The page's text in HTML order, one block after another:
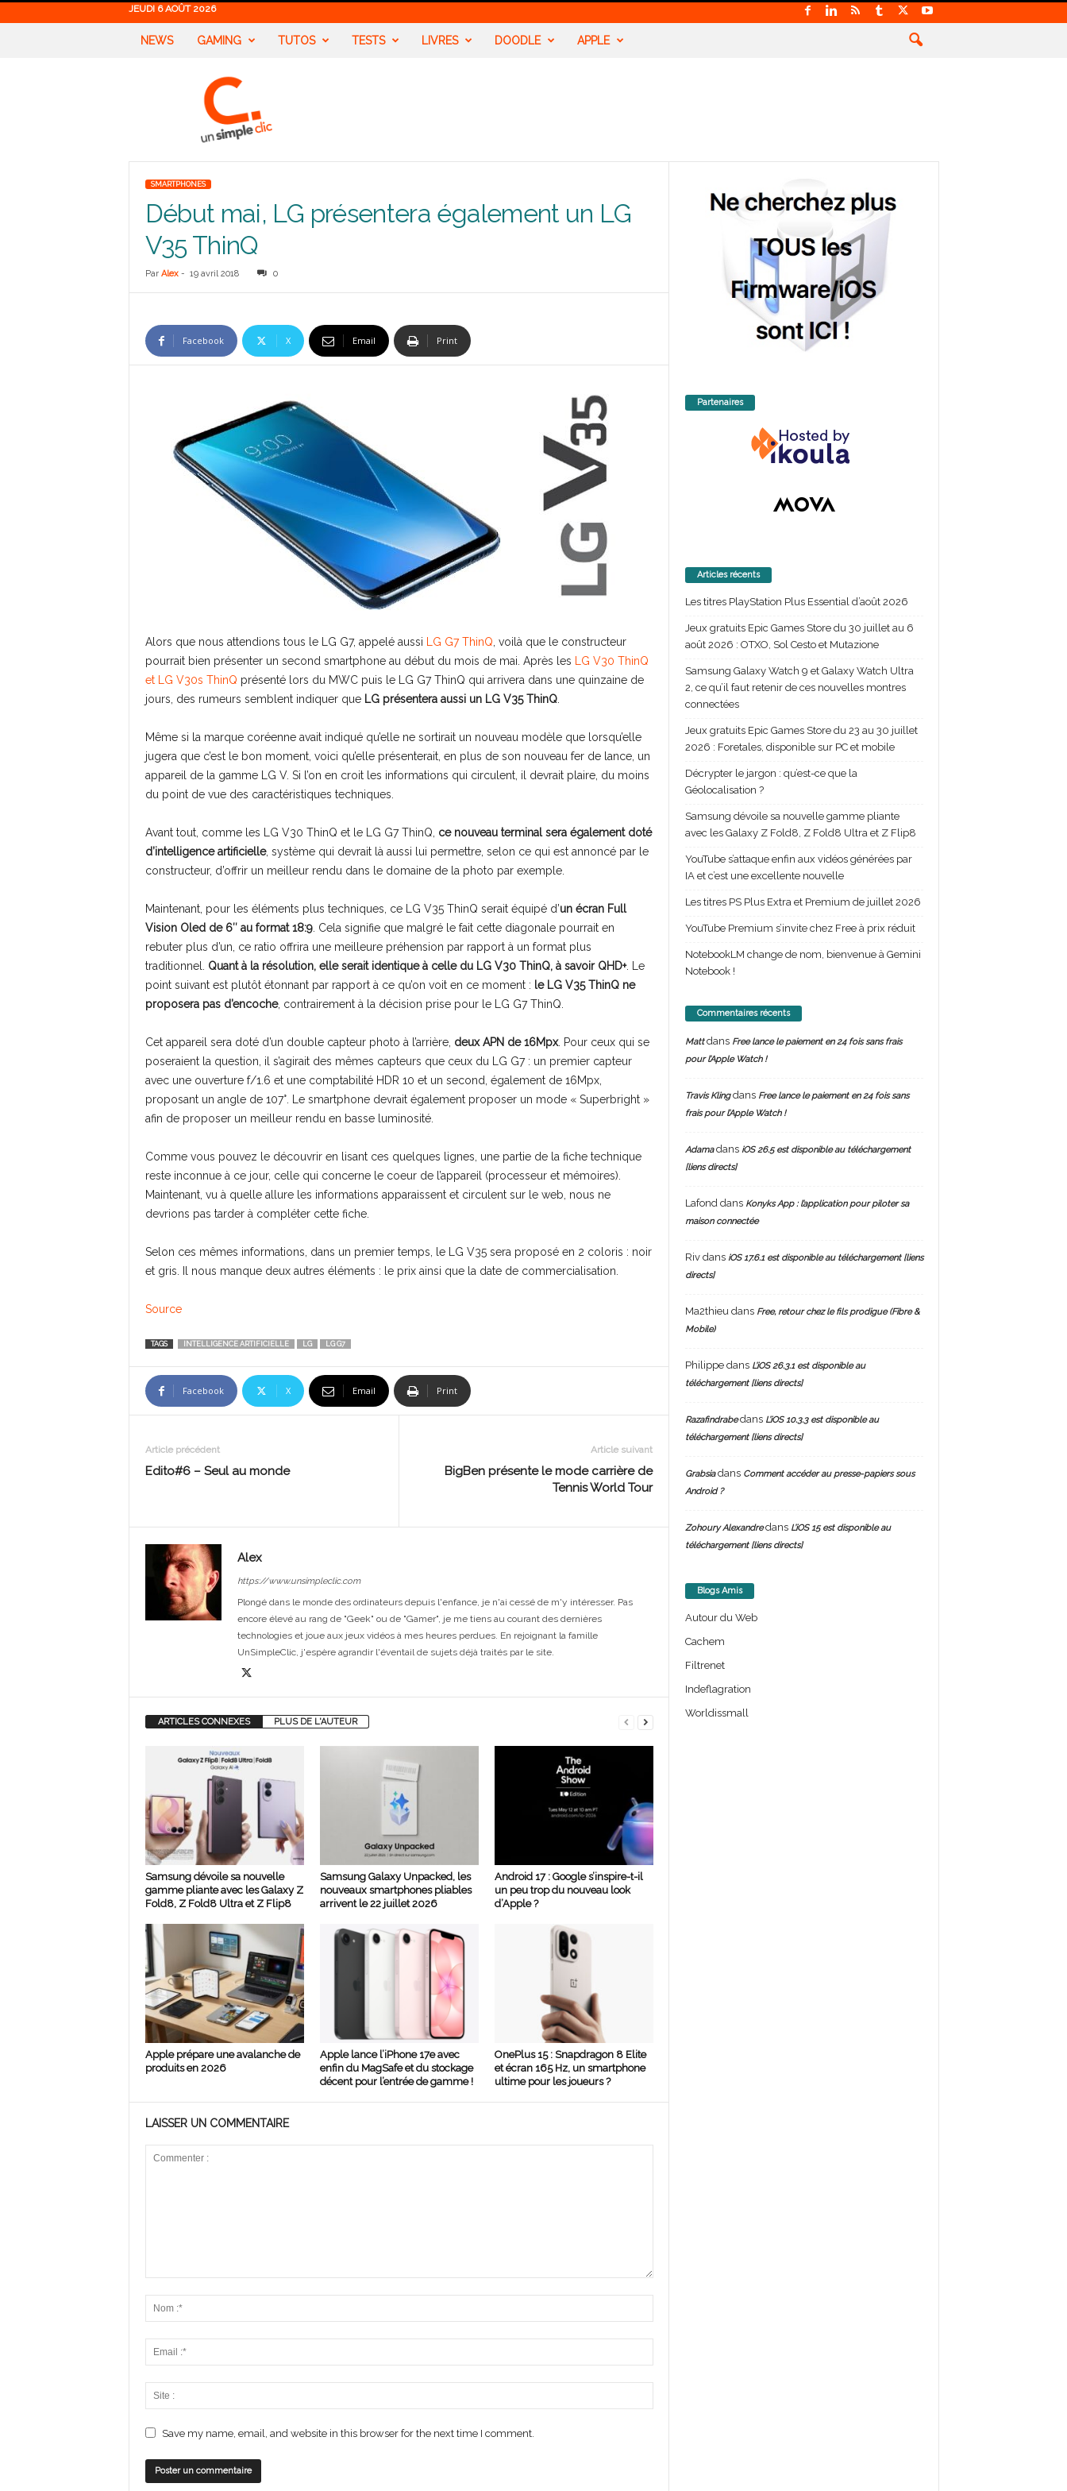
JEUDI 6 AOÛT 2026
NEWS GAMING TUTOS TESTS LIVRES DOODLE APPLE
SMARTPHONES
Début mai, LG présentera également un LG
V35 ThinQ
Par Alex- 19 avril 2018 0
Facebook X Email Print
Alors que nous attendions tous le LG G7, appelé aussi LG G7 ThinQ , voilà que le constructeur
pourrait bien présenter un second smartphone au début du mois de mai. Après les
LG V30 ThinQ
et LG V30s ThinQ présenté lors du MWC puis le LG G7 ThinQ qui arrivera dans une quinzaine de
jours, des rumeurs semblent indiquer que LG présentera aussi un LG V35 ThinQ.
Même si la marque coréenne avait indiqué qu’elle ne sortirait un nouveau modèle que lorsqu’elle
jugera que c’est le bon moment, voici qu’elle présenterait, en plus de son nouveau fer de lance, un
appareil de la gamme LG V. Si l’on en croit les informations qui circulent, il devrait plaire, du moins
du point de vue des caractéristiques techniques.
Avant tout, comme les LG V30 ThinQ et le LG G7 ThinQ, ce nouveau terminal sera également doté
d’intelligence artificielle, système qui devrait là aussi lui permettre, selon ce qui est annoncé par le
constructeur, d’offrir un meilleur rendu dans le domaine de la photo par exemple.
Maintenant, pour les éléments plus techniques, ce LG V35 ThinQ serait équipé d’un écran Full
Vision Oled de 6″ au format 18:9. Cela signifie que malgré le fait cette diagonale pourrait en
rebuter plus d’un, ce ratio offrira une meilleure préhension par rapport à un format plus
traditionnel. Quant à la résolution, elle serait identique à celle du LG V30 ThinQ, à savoir QHD+. Le
point suivant est plutôt étonnant par rapport à ce qu’on voit en ce moment : le LG V35 ThinQ ne
proposera pas d’encoche, contrairement à la décision prise pour le LG G7 ThinQ.
Cet appareil sera doté d’un double capteur photo à l’arrière, deux APN de 16Mpx. Pour ceux qui se
poseraient la question, il s’agirait des mêmes capteurs que ceux du LG G7 : un premier capteur
avec une ouverture f/1.6 et une comptabilité HDR 10 et un second, également de 16Mpx,
proposant un angle de 107°. Le smartphone devrait également proposer un mode « Superbright »
afin de proposer un meilleur rendu en basse luminosité.
Comme vous pouvez le découvrir en lisant ces quelques lignes, une partie de la fiche technique
reste inconnue à ce jour, celle qui concerne le coeur de l’appareil (processeur et mémoires).
Maintenant, vu à quelle allure les informations apparaissent et circulent sur le web, nous ne
devrions pas tarder à compléter cette fiche.
Selon ces mêmes informations, dans un premier temps, le LG V35 sera proposé en 2 coloris : noir
et gris. Il nous manque deux autres éléments : le prix ainsi que la date de commercialisation.
Source
TAGS INTELLIGENCE ARTIFICIELLE LG LG G7
Facebook X Email Print
Article précédent
Edito#6 – Seul au monde
Article suivant
BigBen présente le mode carrière de
Tennis World Tour
Alex
https://www.unsimpleclic.com
Plongé dans le monde des ordinateurs depuis l'enfance, je n'ai cessé de m'y intéresser. Pas
encore élevé au rang de "Geek" ou de "Gamer", je me tiens au courant des dernières
technologies et joue aux jeux vidéos à mes heures perdues. En rejoignant la famille
UnSimpleClic, j'espère agrandir l'éventail de sujets déjà traités par le site.
ARTICLES CONNEXES PLUS DE L'AUTEUR
Samsung dévoile sa nouvelle
gamme pliante avec les Galaxy Z
Fold8, Z Fold8 Ultra et Z Flip8
Samsung Galaxy Unpacked, les
nouveaux smartphones pliables
arrivent le 22 juillet 2026
Android 17 : Google s’inspire-t-il
un peu trop du nouveau look
d’Apple ?
Apple prépare une avalanche de
produits en 2026
Apple lance l’iPhone 17e avec
enfin du MagSafe et du stockage
décent pour l’entrée de gamme !
OnePlus 15 : Snapdragon 8 Elite
et écran 165 Hz, un smartphone
ultime pour les joueurs ?
LAISSER UN COMMENTAIRE
Save my name, email, and website in this browser for the next time I comment.
Partenaires
Articles récents
Les titres PlayStation Plus Essential d’août 2026
Jeux gratuits Epic Games Store du 30 juillet au 6
août 2026 : OTXO, Sol Cesto et Mutazione
Samsung Galaxy Watch 9 et Galaxy Watch Ultra
2, ce qu’il faut retenir de ces nouvelles montres
connectées
Jeux gratuits Epic Games Store du 23 au 30 juillet
2026 : Foretales, disponible sur PC et mobile
Décrypter le jargon : qu’est-ce que la
Géolocalisation ?
Samsung dévoile sa nouvelle gamme pliante
avec les Galaxy Z Fold8, Z Fold8 Ultra et Z Flip8
YouTube s’attaque enfin aux vidéos générées par
IA et c’est une excellente nouvelle
Les titres PS Plus Extra et Premium de juillet 2026
YouTube Premium s’invite chez Free à prix réduit
NotebookLM change de nom, bienvenue à Gemini
Notebook !
Commentaires récents
Mattdans Free lance le paiement en 24 fois sans frais
pour l’Apple Watch !
Travis Klingdans Free lance le paiement en 24 fois sans
frais pour l’Apple Watch !
Adamadans iOS 26.5 est disponible au téléchargement
[liens directs]
Lafond dans Konyks App : l’application pour piloter sa
maison connectée
Rivdans iOS 17.6.1 est disponible au téléchargement [liens
directs]
Ma2thieu dans Free, retour chez le fils prodigue (Fibre &
Mobile)
Philippedans L’iOS 26.3.1 est disponible au
téléchargement [liens directs]
Razafindrabedans L’iOS 10.3.3 est disponible au
téléchargement [liens directs]
Grabsiadans Comment accéder au presse-papiers sous
Android ?
Zohoury Alexandredans L’iOS 15 est disponible au
téléchargement [liens directs]
Blogs Amis
Autour du Web
Cachem
Filtrenet
Indeflagration
Worldissmall